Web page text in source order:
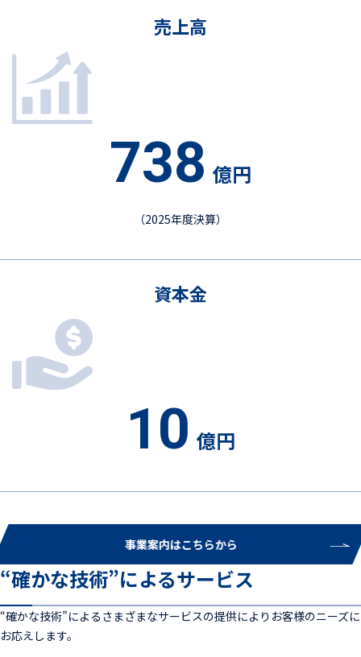
売上高
738 億円
（2025年度決算）
資本金
10 億円
事業案内はこちらから
“確かな技術”によるサービス
“確かな技術”によるさまざまなサービスの提供によりお客様のニーズに
お応えします。